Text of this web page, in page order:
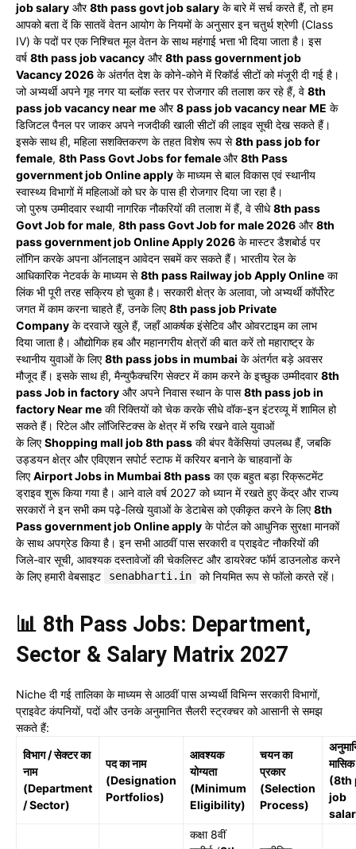
job salary और8th pass govt job salary के बारे में सर्च करते हैं, तो हम
आपको बता दें किसातवें वेतन आयोग के नियमों के अनुसार इन चतुर्थ श्रेणी (Class
IV) के पदों पर एक निश्चित मूल वेतन के साथ महंगाई भत्ता भीदिया जाता है। इस
वर्ष 8th pass job vacancy और8th pass government job
Vacancy 2026 के अंतर्गत देश के कोने-कोने में रिकॉर्ड सीटों को मंजूरी दी गई है।
जो अभ्यर्थी अपने गृह नगर या ब्लॉक स्तर पर रोजगार कीतलाश कर रहे हैं, वे 8th
pass job vacancy near me और8 pass job vacancy near ME के
डिजिटल पैनल पर जाकर अपने नजदीकी खाली सीटों की लाइव सूचीदेख सकते हैं।
इसके साथ ही, महिला सशक्तिकरण के तहत विशेष रूप से8th pass job for
female, 8th Pass Govt Jobs for femaleऔर8th Pass
government job Online apply के माध्यम से बाल विकास एवं स्थानीय
स्वास्थ्य विभागों में महिलाओं कोघर के पास ही रोजगार दिया जा रहा है।
जो पुरुष उम्मीदवार स्थायी नागरिक नौकरियों की तलाश में हैं, वे सीधे8th pass
Govt Job for male, 8th pass Govt Job for male 2026 और8th
pass government job Online Apply 2026 के मास्टर डैशबोर्ड पर
लॉगिन करके अपना ऑनलाइन आवेदन सबमें कर सकते हैं। भारतीय रेल के
आधिकारिक नेटवर्क के माध्यम से8th pass Railway job Apply Online का
लिंक भी पूरी तरह सक्रिय हो चुका है। सरकारी क्षेत्र केअलावा, जो अभ्यर्थी कॉर्पोरेट
जगत में काम करना चाहते हैं, उनके लिए8th pass job Private
Company के दरवाजे खुले हैं, जहाँ आकर्षक इंसेटिव और ओवरटाइम का लाभ
दियाजाता है। औद्योगिक हब और महानगरीय क्षेत्रों की बात करें तो महाराष्ट्रके
स्थानीय युवाओं के लिए8th pass jobs in mumbai के अंतर्गत बड़े अवसर
मौजूद हैं। इसके साथ ही, मैन्युफैक्चरिंग सेक्टर मेंकाम करने के इच्छुक उम्मीदवार8th
pass Job in factory और अपने निवास स्थान के पास8th pass job in
factory Near me की रिक्तियों को चेक करके सीधे वॉक-इन इंटरव्यू में शामिल हो
सकते हैं। रिटेल और लॉजिस्टिक्स के क्षेत्र में रुचि रखने वाले युवाओं
केलिएShopping mall job 8th pass की बंपर वैकेंसियां उपलब्ध हैं, जबकि
उड्डयन क्षेत्र और एविएशन सपोर्ट स्टाफमें करियर बनाने के चाहवानों के
लिएAirport Jobs in Mumbai 8th pass का एक बहुत बड़ा रिक्रूटमेंट
ड्राइव शुरू किया गया है। आने वालेवर्ष 2027 को ध्यान में रखते हुए केंद्र और राज्य
सरकारों ने इन सभी कम पढ़े-लिखे युवाओं के डेटाबेस को एकीकृत करने के लिए8th
Pass government job Online apply के पोर्टल को आधुनिक सुरक्षा मानकों
के साथ अपग्रेड किया है। इन सभी आठवीं पास सरकारी व प्राइवेट नौकरियों की
जिले-वार सूची, आवश्यक दस्तावेजोंकी चेकलिस्ट और डायरेक्ट फॉर्म डाउनलोड करने
के लिए हमारी वेबसाइट
senabharti.in को नियमित रूप से फॉलो करते रहें।
📊 8th Pass Jobs: Department,
Sector & Salary Matrix 2027
Niche दी गई तालिका के माध्यम से आठवीं पास अभ्यर्थी विभिन्न सरकारी विभागों,
प्राइवेट कंपनियों, पदों और उनके अनुमानित सैलरी स्ट्रक्चर को आसानी से समझ
सकते हैं:
विभाग / सेक्टर का
नाम
(Department
/ Sector)
पद का नाम
(Designation
Portfolios)
आवश्यक
योग्यता
(Minimum
Eligibility)
चयन का
प्रकार
(Selection
Process)
(8th
job
कक्षा 8वीं